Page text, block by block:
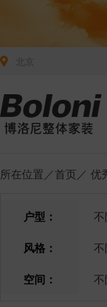
所在位置／首页 ／ 优
户型： 不
风格：
不
空间：
不